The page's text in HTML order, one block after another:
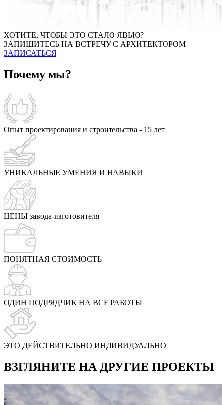
ХОТИТЕ, ЧТОБЫ ЭТО СТАЛО ЯВЬЮ?
ЗАПИШИТЕСЬ НА ВСТРЕЧУ С АРХИТЕКТОРОМ
ЗАПИСАТЬСЯ
Почему мы?
Опыт проектирования и строительства - 15 лет
УНИКАЛЬНЫЕ УМЕНИЯ И НАВЫКИ
ЦЕНЫ завода-изготовителя
ПОНЯТНАЯ СТОИМОСТЬ
ОДИН ПОДРЯДЧИК НА ВСЕ РАБОТЫ
ЭТО ДЕЙСТВИТЕЛЬНО ИНДИВИДУАЛЬНО
ВЗГЛЯНИТЕ НА ДРУГИЕ ПРОЕКТЫ